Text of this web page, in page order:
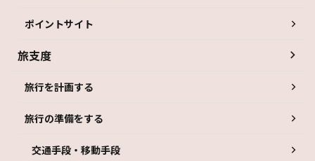
ポイントサイト
旅支度
旅行を計画する
旅行の準備をする
交通手段・移動手段